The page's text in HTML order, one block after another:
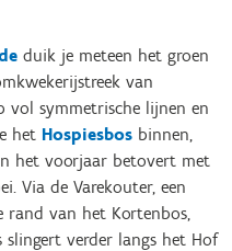
duik je meteen het groen
van
vol symmetrische lijnen en
het Hospiesbos binnen,
het voorjaar betovert met
Via de Varekouter, een
rand van het Kortenbos,
slingert verder langs het Hof